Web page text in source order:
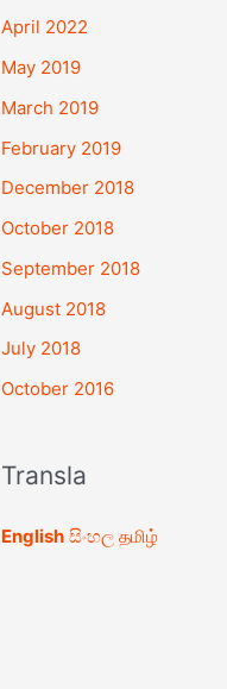
April 2022
May 2019
March 2019
February 2019
December 2018
October 2018
September 2018
August 2018
July 2018
October 2016
Transla
English සිංහල தமிழ்